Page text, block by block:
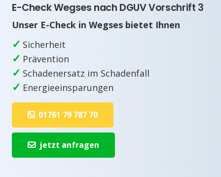
E-Check Wegses nach DGUV Vorschrift 3
Unser E-Check in Wegses bietet Ihnen
✓ Sicherheit
✓ Prävention
✓ Schadenersatz im Schadenfall
✓ Energieeinsparungen
01761 79 787 70
jetzt anfragen